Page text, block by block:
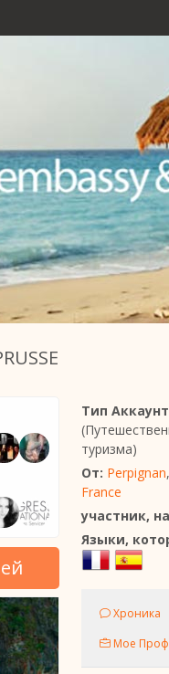
Тип
туризма)
От: Perpignan,
France
участник,
Языки,
Хроника
Мое